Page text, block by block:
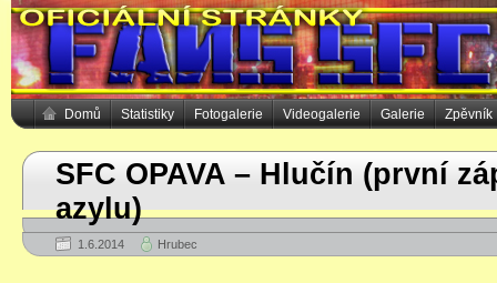
Domů Statistiky Fotogalerie Videogalerie Galerie Zpěvník
SFC OPAVA – Hlučín (první
azylu)
1.6.2014 Hrubec